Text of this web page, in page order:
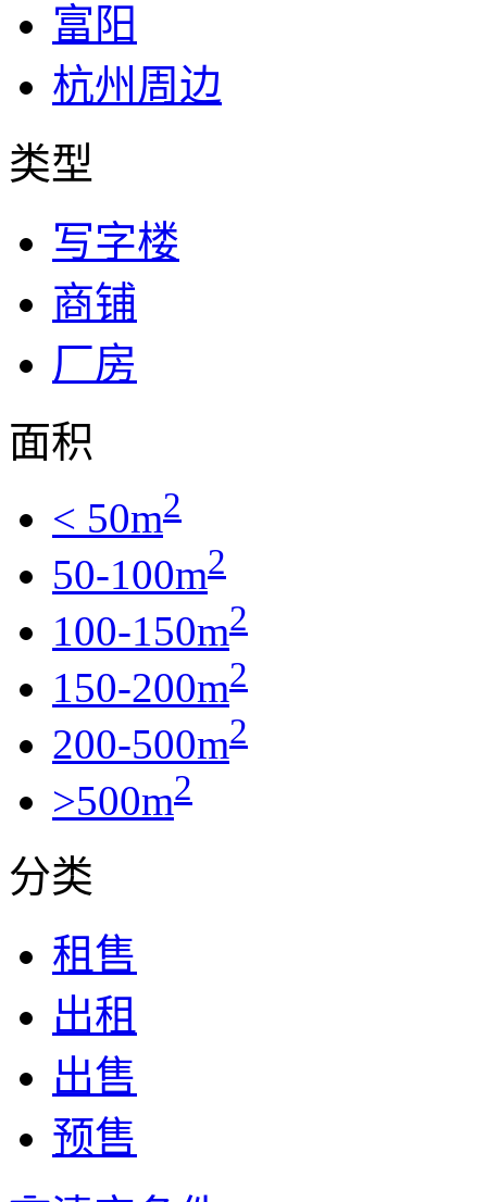
富阳
杭州周边
类型
写字楼
商铺
厂房
面积
< 50m2
50-100m2
100-150m2
150-200m2
200-500m2
>500m2
分类
租售
出租
出售
预售